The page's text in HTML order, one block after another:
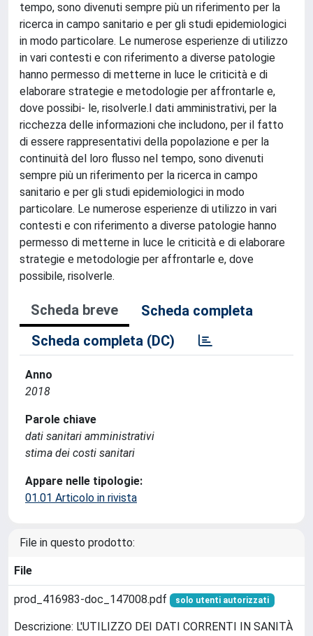
tempo, sono divenuti sempre più un riferimento per la
ricerca in campo sanitario e per gli studi epidemiologici
in modo particolare. Le numerose esperienze di utilizzo
in vari contesti e con riferimento a diverse patologie
hanno permesso di metterne in luce le criticità e di
elaborare strategie e metodologie per affrontarle e,
dove possibi- le, risolverle.I dati amministrativi, per la
ricchezza delle informazioni che includono, per il fatto
di essere rappresentativi della popolazione e per la
continuità del loro flusso nel tempo, sono divenuti
sempre più un riferimento per la ricerca in campo
sanitario e per gli studi epidemiologici in modo
particolare. Le numerose esperienze di utilizzo in vari
contesti e con riferimento a diverse patologie hanno
permesso di metterne in luce le criticità e di elaborare
strategie e metodologie per affrontarle e, dove
possibile, risolverle.
Scheda breve
Scheda completa
Scheda completa (DC)
Anno
2018
Parole chiave
dati sanitari amministrativi
stima dei costi sanitari
Appare nelle tipologie:
01.01 Articolo in rivista
File in questo prodotto:
File
prod_416983-doc_147008.pdf solo utenti autorizzati
Descrizione: L'UTILIZZO DEI DATI CORRENTI IN SANITÀ